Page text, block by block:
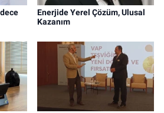
Enerjide Yerel Çözüm, Ulusal
Kazanım